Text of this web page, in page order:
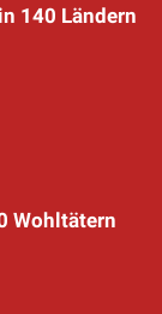
140 Ländern
Wohltätern